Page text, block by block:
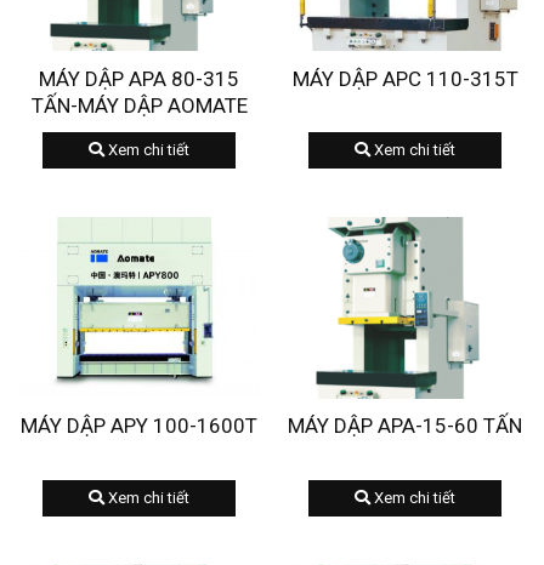
MÁY DẬP APA 80-315
TẤN-MÁY DẬP AOMATE
Xem chi tiết
MÁY DẬP APC 110-315T
Xem chi tiết
MÁY DẬP APY 100-1600T
Xem chi tiết
MÁY DẬP APA-15-60 TẤN
Xem chi tiết